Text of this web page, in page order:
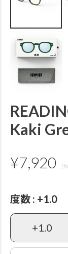
Kaki
¥7,920
度数 +1.0
+1.0